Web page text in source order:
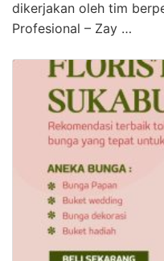
dikerjakan oleh tim
Profesional – Zay …